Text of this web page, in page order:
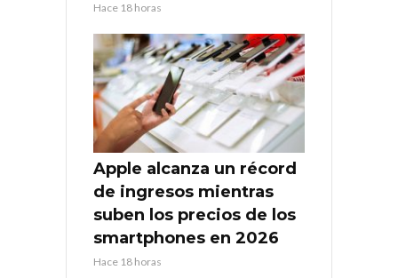
Hace 18 horas
Apple alcanza un récord
de ingresos mientras
suben los precios de los
smartphones en 2026
Hace 18 horas